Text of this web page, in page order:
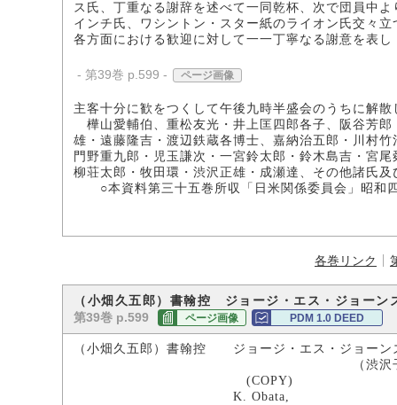
ス氏、丁重なる謝辞を述べて一同乾杯、次で団員中
インチ氏、ワシントン・スター紙のライオン氏交々
各方面における歓迎に対して一一丁寧なる謝意を表し
- 第39巻 p.599 - ページ画像
主客十分に歓をつくして午後九時半盛会のうちに解
樺山愛輔伯、重松友光・井上匡四郎各子、阪谷芳
雄・遠藤隆吉・渡辺鉄蔵各博士、嘉納治五郎・川村
門野重九郎・児玉謙次・一宮鈴太郎・鈴木島吉・宮
柳荘太郎・牧田環・渋沢正雄・成瀬達、その他諸氏
○本資料第三十五巻所収「日米関係委員会」昭和
各巻リンク
（小畑久五郎）書翰控 ジョージ・エス・ジョーン
第39巻 p.599 ページ画像 PDM 1.0 DEED
（小畑久五郎）書翰控 ジョージ・エス・ジョーン
（渋沢子爵家所
(COPY)
K. Obata,